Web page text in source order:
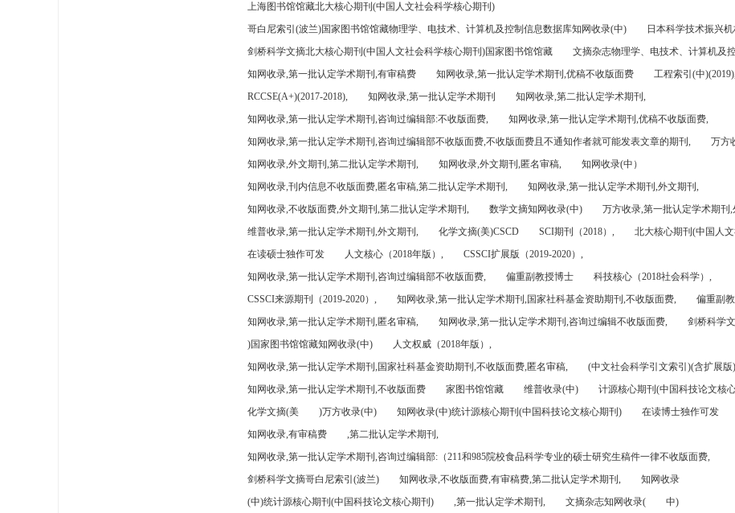
上海图书馆馆藏北大核心期刊(中国人文社会科学核心期刊)
哥白尼索引(波兰)国家图书馆馆藏物理学、电技术、计算机及控制信息数据库知网收录(中)
日本科学技术振兴
剑桥科学文摘北大核心期刊(中国人文社会科学核心期刊)国家图书馆馆藏
文摘杂志物理学、电技术、计算机及
知网收录,第一批认定学术期刊,有审稿费
知网收录,第一批认定学术期刊,优稿不收版面费
工程索引(中)(2019),
RCCSE(A+)(2017-2018),
知网收录,第一批认定学术期刊
知网收录,第二批认定学术期刊,
知网收录,第一批认定学术期刊,咨询过编辑部:不收版面费,
知网收录,第一批认定学术期刊,优稿不收版面费,
知网收录,第一批认定学术期刊,咨询过编辑部不收版面费,不收版面费且不通知作者就可能发表文章的期刊,
万方
知网收录,外文期刊,第二批认定学术期刊,
知网收录,外文期刊,匿名审稿,
知网收录(中）
知网收录,刊内信息不收版面费,匿名审稿,第二批认定学术期刊,
知网收录,第一批认定学术期刊,外文期刊,
知网收录,不收版面费,外文期刊,第二批认定学术期刊,
数学文摘知网收录(中)
万方收录,第一批认定学术期刊,
维普收录,第一批认定学术期刊,外文期刊,
化学文摘(美)CSCD SCI期刊（2018）,
北大核心期刊(中国人
在读硕士独作可发
人文核心（2018年版）,
CSSCI扩展版（2019-2020）,
知网收录,第一批认定学术期刊,咨询过编辑部不收版面费,
偏重副教授博士
科技核心（2018社会科学）,
CSSCI来源期刊（2019-2020）,
知网收录,第一批认定学术期刊,国家社科基金资助期刊,不收版面费,
偏重副
知网收录,第一批认定学术期刊,匿名审稿,
知网收录,第一批认定学术期刊,咨询过编辑不收版面费,
剑桥科学
)国家图书馆馆藏知网收录(中)
人文权威（2018年版）,
知网收录,第一批认定学术期刊,国家社科基金资助期刊,不收版面费,匿名审稿,
(中文社会科学引文索引)(含扩展版)
知网收录,第一批认定学术期刊,不收版面费
家图书馆馆藏 维普收录(中)
计源核心期刊(中国科技论文核
化学文摘(美
)万方收录(中) 知网收录(中)统计源核心期刊(中国科技论文核心期刊) 在读博士独作可发
知网收录,有审稿费
,第二批认定学术期刊,
知网收录,第一批认定学术期刊,咨询过编辑部:（211和985院校食品科学专业的硕士研究生稿件一律不收版面费,
剑桥科学文摘哥白尼索引(波兰)
知网收录,不收版面费,有审稿费,第二批认定学术期刊,
知网收录
(中)统计源核心期刊(中国科技论文核心期刊)
,第一批认定学术期刊, 文摘杂志知网收录(
中)